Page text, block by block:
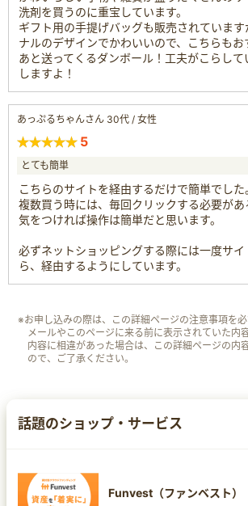
洗剤を買うのに重宝しています。
ギフト用の手提げバッグも販売されていま
ナルのデザインでかわいいので、こちらもお
あと送ってくるダンボール！工夫がこらして
しますよ！
あっぷるちゃんさん 30代 / 女性
5
とても簡単
こちらのサイトを経由するだけで簡単でした
複数買う時には、毎回クリックする必要が
気をつければ操作は簡単だと思います。
必ずネットショッピングする際には一度サ
ら、経由するようにしています。
※お申し込みの際は、この詳細ページの注意事項を必
メールやこのページに来る前に表示されていた内
内容に相違があった場合は、この詳細ページの内
ので、ご了承ください。
話題のショップ・サービス
Funvest（ファンベスト）